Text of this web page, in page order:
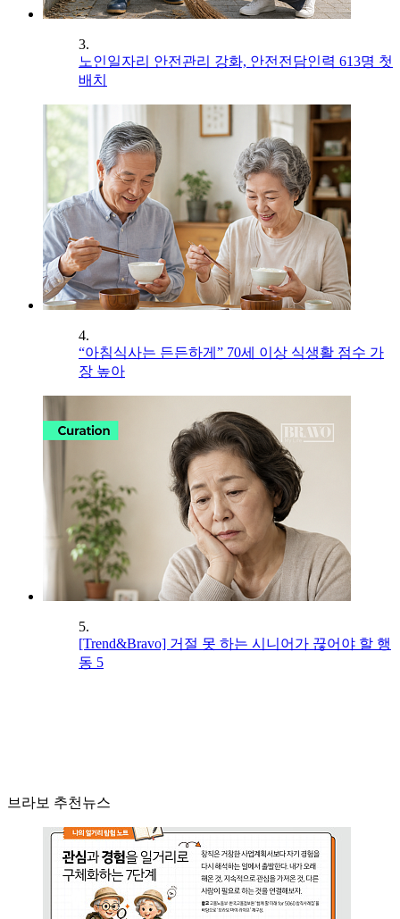
3.
노인일자리 안전관리 강화, 안전전담인력 613명 첫
배치
4.
“아침식사는 든든하게” 70세 이상 식생활 점수 가
장 높아
5.
[Trend&Bravo] 거절 못 하는 시니어가 끊어야 할 행
동 5
브라보 추천뉴스